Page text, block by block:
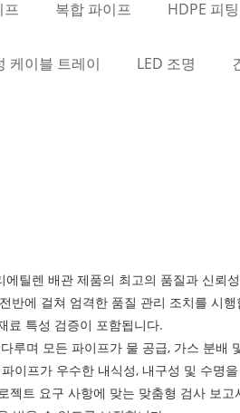
프 복합 파이프 HDPE 피팅
케이블 트레이 LED 조명
에틸렌 배관 제품의 최고의 품질과 신뢰
반에 걸쳐 엄격한 품질 관리 조치를 시
료 특성 검증이 포함됩니다.
루며 모든 파이프가 물 공급, 가스 분배
이프가 우수한 내식성, 내구성 및 수명
젝트 요구 사항에 맞는 맞춤형 검사 보